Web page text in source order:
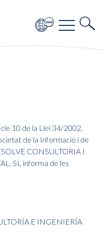
10 de la Llei 34/2002,
de la Informació i de
CONSULTORIA I
SL informa de les
E INGENIERÍA